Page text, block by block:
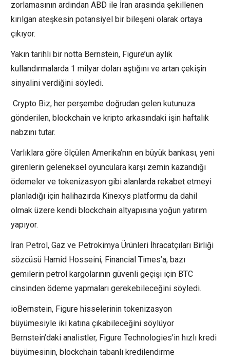
zorlamasının ardından ABD ile İran arasında şekillenen
kırılgan ateşkesin potansiyel bir bileşeni olarak ortaya
çıkıyor.
Yakın tarihli bir notta Bernstein, Figure’un aylık
kullandırmalarda 1 milyar doları aştığını ve artan çekişin
sinyalini verdiğini söyledi.
Crypto Biz, her perşembe doğrudan gelen kutunuza
gönderilen, blockchain ve kripto arkasındaki işin haftalık
nabzını tutar.
Varlıklara göre ölçülen Amerika’nın en büyük bankası, yeni
girenlerin geleneksel oyunculara karşı zemin kazandığı
ödemeler ve tokenizasyon gibi alanlarda rekabet etmeyi
planladığı için halihazırda Kinexys platformu da dahil
olmak üzere kendi blockchain altyapısına yoğun yatırım
yapıyor.
İran Petrol, Gaz ve Petrokimya Ürünleri İhracatçıları Birliği
sözcüsü Hamid Hosseini, Financial Times’a, bazı
gemilerin petrol kargolarının güvenli geçişi için BTC
cinsinden ödeme yapmaları gerekebileceğini söyledi.
ioBernstein, Figure hisselerinin tokenizasyon
büyümesiyle iki katına çıkabileceğini söylüyor
Bernstein’daki analistler, Figure Technologies’in hızlı kredi
büyümesinin, blockchain tabanlı kredilendirme